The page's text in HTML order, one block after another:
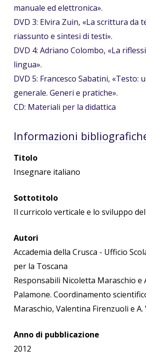
manuale ed elettronica».
DVD 3: Elvira Zuin, «La scrittura da
riassunto e sintesi di testi».
DVD 4: Adriano Colombo, «La
lingua».
DVD 5: Francesco Sabatini, «Testo:
generale. Generi e pratiche».
CD: Materiali per la didattica
Informazioni
Titolo
Insegnare italiano
Sottotitolo
Il curricolo verticale e lo sviluppo
Autori
Accademia della Crusca - Ufficio
per la Toscana
Responsabili Nicoletta Maraschio e
Palamone. Coordinamento
Maraschio, Valentina Firenzuoli e A.
Anno di pubblicazione
2012